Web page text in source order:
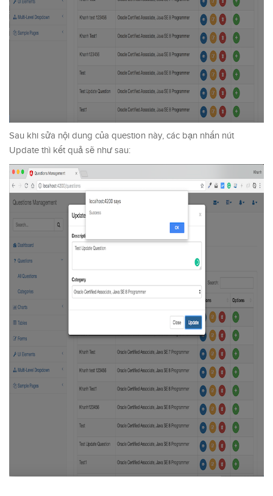
Sau khi sửa nội dung của question này, các bạn nhấn nút
Update thì kết quả sẽ như sau: